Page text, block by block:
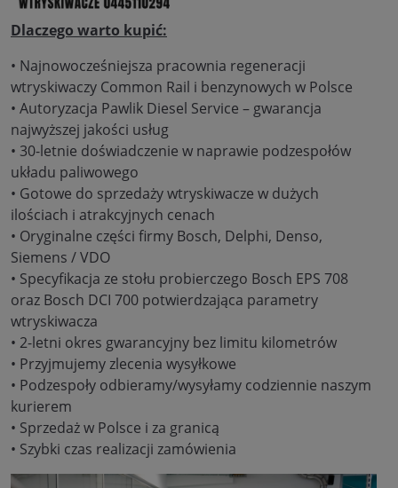
Dlaczego warto kupić:
• Najnowocześniejsza pracownia regeneracji
wtryskiwaczy Common Rail i benzynowych w Polsce
• Autoryzacja Pawlik Diesel Service – gwarancja
najwyższej jakości usług
• 30-letnie doświadczenie w naprawie podzespołów
układu paliwowego
• Gotowe do sprzedaży wtryskiwacze w dużych
ilościach i atrakcyjnych cenach
• Oryginalne części firmy Bosch, Delphi, Denso,
Siemens / VDO
• Specyfikacja ze stołu probierczego Bosch EPS 708
oraz Bosch DCI 700 potwierdzająca parametry
wtryskiwacza
• 2-letni okres gwarancyjny bez limitu kilometrów
• Przyjmujemy zlecenia wysyłkowe
• Podzespoły odbieramy/wysyłamy codziennie naszym
kurierem
• Sprzedaż w Polsce i za granicą
• Szybki czas realizacji zamówienia